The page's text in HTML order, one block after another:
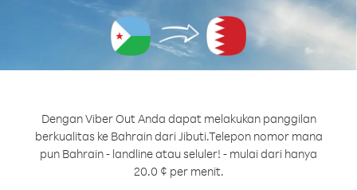
Dengan Viber Out Anda dapat melakukan panggilan
berkualitas ke Bahrain dari Jibuti.Telepon nomor mana
pun Bahrain - landline atau seluler! - mulai dari hanya
20.0 ¢ per menit.